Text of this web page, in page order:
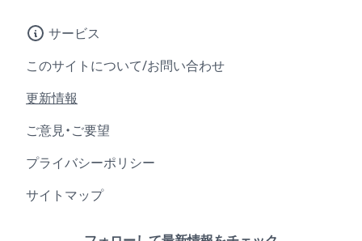
サービス
このサイトについて/お問い合わせ
更新情報
ご意見・ご要望
プライバシーポリシー
サイトマップ